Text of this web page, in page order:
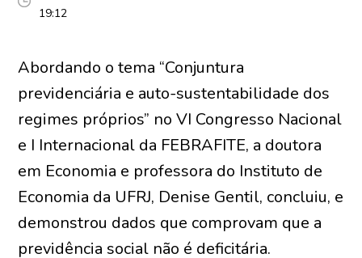
19:12
Abordando o tema “Conjuntura
previdenciária e auto-sustentabilidade dos
regimes próprios” no VI Congresso Nacional
e I Internacional da FEBRAFITE, a doutora
em Economia e professora do Instituto de
Economia da UFRJ, Denise Gentil, concluiu, e
demonstrou dados que comprovam que a
previdência social não é deficitária.